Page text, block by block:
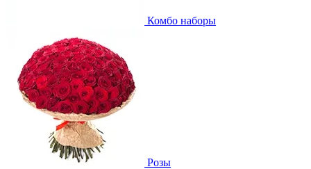
Комбо наборы
Розы